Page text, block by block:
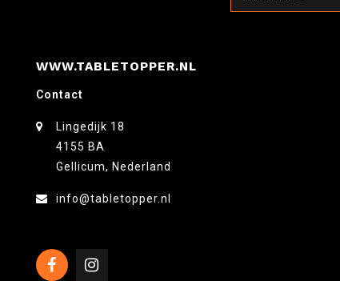
WWW.TABLETOPPER.NL
Contact
Lingedijk 18
4155 BA
Gellicum, Nederland
info@tabletopper.nl